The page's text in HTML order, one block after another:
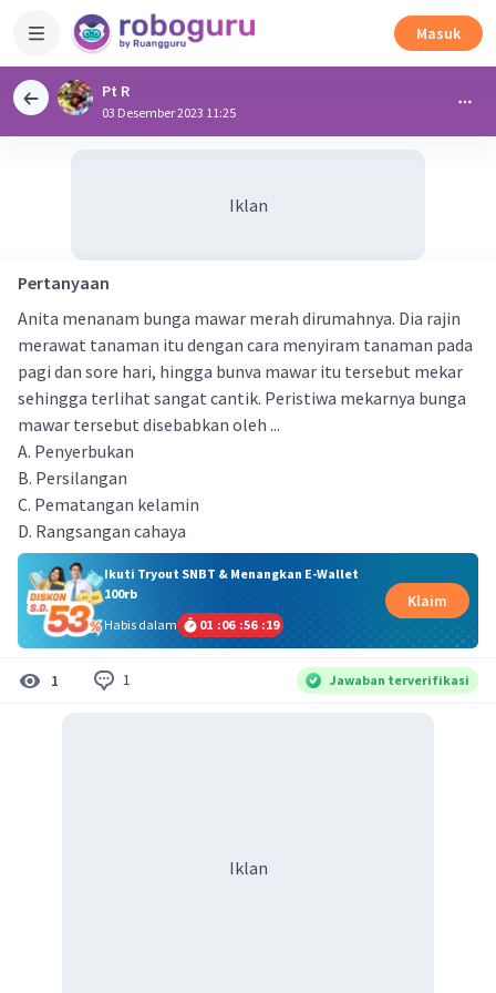
Masuk
Pt R
03 Desember 2023 11:25
Iklan
Pertanyaan
Anita menanam bunga mawar merah dirumahnya. Dia rajin
merawat tanaman itu dengan cara menyiram tanaman pada
pagi dan sore hari, hingga bunva mawar itu tersebut mekar
sehingga terlihat sangat cantik. Peristiwa mekarnya bunga
mawar tersebut disebabkan oleh ...
A. Penyerbukan
B. Persilangan
C. Pematangan kelamin
D. Rangsangan cahaya
Ikuti Tryout SNBT & Menangkan E-Wallet
100rb
Habis dalam
01 :06 :56 :19
Klaim
1 1 Jawaban terverifikasi
Iklan